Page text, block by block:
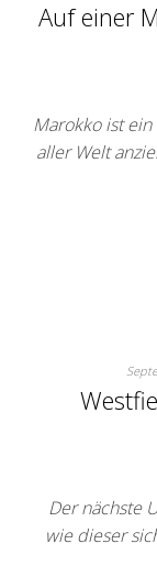
Auf einer
Marokko ist ein
aller Welt
Der nächste
wie dieser